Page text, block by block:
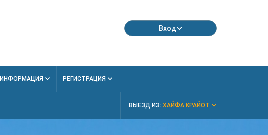
Вход
ИНФОРМАЦИЯ РЕГИСТРАЦИЯ
ВЫЕЗД ИЗ: ХАЙФА КРАЙОТ